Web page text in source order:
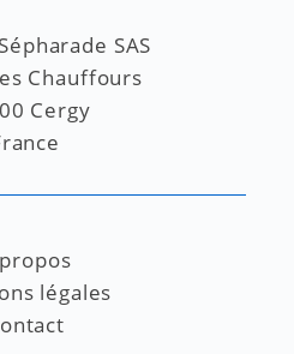
SAS
Chauffours
Cergy
légales